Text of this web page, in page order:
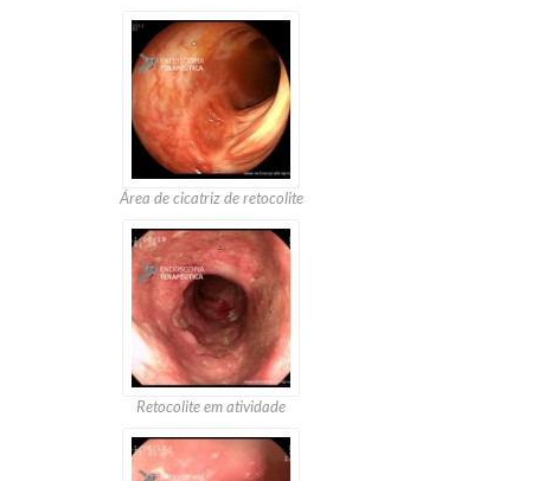
Área de cicatriz de retocolite
Retocolite em atividade